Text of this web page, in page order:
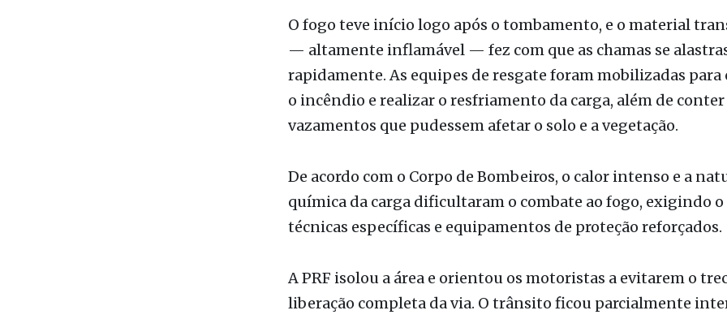
de Bombeiros, o veículo tombou antes de ser
pelas chamas. Apesar da gravidade do acidente, não houve
vítimas.
O fogo teve início logo após o tombamento, e o material
rapidamente. As equipes de resgate foram mobilizadas para
o incêndio e realizar o resfriamento da carga, além de conter
vazamentos que pudessem afetar o solo e a vegetação.
De acordo com o Corpo de Bombeiros, o calor intenso e a
química da carga dificultaram o combate ao fogo, exigindo o